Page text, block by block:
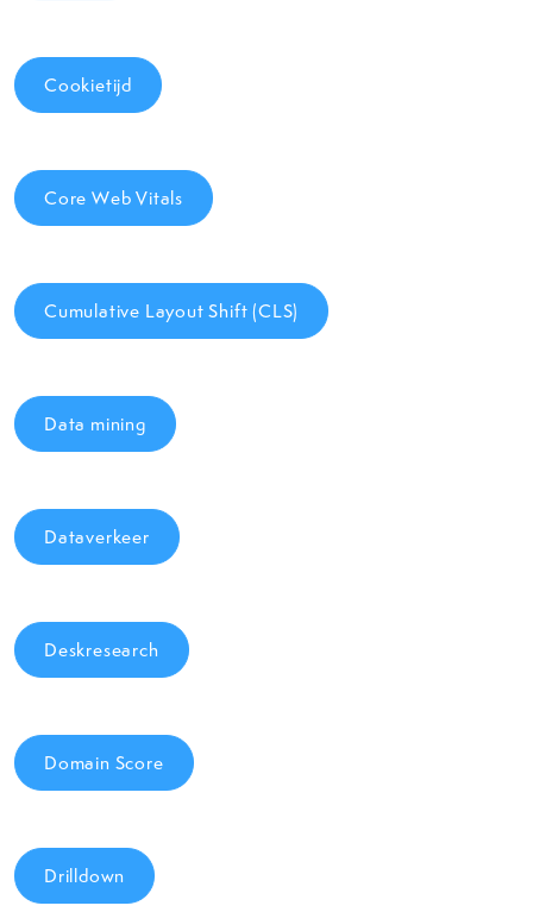
Cookietijd
Core Web Vitals
Cumulative Layout Shift (CLS)
Data mining
Dataverkeer
Deskresearch
Domain Score
Drilldown